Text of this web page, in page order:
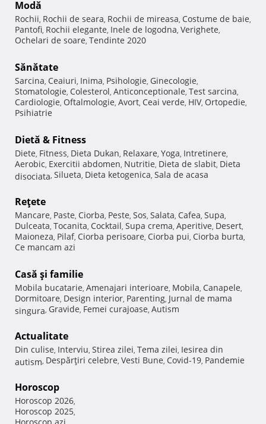
Modă
Rochii, Rochii de seara, Rochii de mireasa, Costume de baie,
Pantofi, Rochii elegante, Inele de logodna, Verighete,
Ochelari de soare, Tendinte 2020
Sănătate
Sarcina, Ceaiuri, Inima, Psihologie, Ginecologie,
Stomatologie, Colesterol, Anticonceptionale, Test sarcina,
Cardiologie, Oftalmologie, Avort, Ceai verde, HIV, Ortopedie,
Psihiatrie
Dietă & Fitness
Diete, Fitness, Dieta Dukan, Relaxare, Yoga, Intretinere,
Aerobic, Exercitii abdomen, Nutritie, Dieta de slabit, Dieta
disociata, Silueta, Dieta ketogenica, Sala de acasa
Reţete
Mancare, Paste, Ciorba, Peste, Sos, Salata, Cafea, Supa,
Dulceata, Tocanita, Cocktail, Supa crema, Aperitive, Desert,
Maioneza, Pilaf, Ciorba perisoare, Ciorba pui, Ciorba burta,
Ce mancam azi
Casă şi familie
Mobila bucatarie, Amenajari interioare, Mobila, Canapele,
Dormitoare, Design interior, Parenting, Jurnal de mama
singura, Gravide, Femei curajoase, Autism
Actualitate
Din culise, Interviu, Stirea zilei, Tema zilei, Iesirea din
autism, Despărţiri celebre, Vesti Bune, Covid-19, Pandemie
Horoscop
Horoscop 2026,
Horoscop 2025,